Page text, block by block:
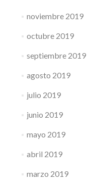
noviembre 2019
octubre 2019
septiembre 2019
agosto 2019
julio 2019
junio 2019
mayo 2019
abril 2019
marzo 2019